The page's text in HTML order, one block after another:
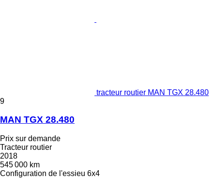
tracteur routier MAN TGX 28.480
9
MAN TGX 28.480
Prix sur demande
Tracteur routier
2018
545 000 km
Configuration de l'essieu 6x4